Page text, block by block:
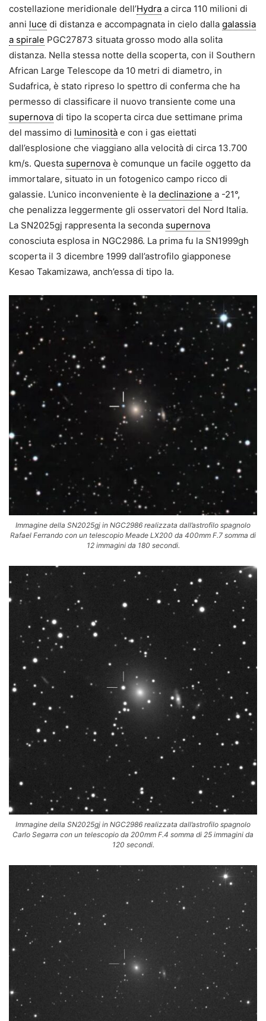
costellazione meridionale dell’Hydra a circa 110 milioni di
anni luce di distanza e accompagnata in cielo dalla galassia
a spirale PGC27873 situata grosso modo alla solita
distanza. Nella stessa notte della scoperta, con il Southern
African Large Telescope da 10 metri di diametro, in
Sudafrica, è stato ripreso lo spettro di conferma che ha
permesso di classificare il nuovo transiente come una
supernova di tipo Ia scoperta circa due settimane prima
del massimo di luminosità e con i gas eiettati
dall’esplosione che viaggiano alla velocità di circa 13.700
km/s. Questa supernova è comunque un facile oggetto da
immortalare, situato in un fotogenico campo ricco di
galassie. L’unico inconveniente è la declinazione a -21°,
che penalizza leggermente gli osservatori del Nord Italia.
La SN2025gj rappresenta la seconda supernova
conosciuta esplosa in NGC2986. La prima fu la SN1999gh
scoperta il 3 dicembre 1999 dall’astrofilo giapponese
Kesao Takamizawa, anch’essa di tipo Ia.
Immagine della SN2025gj in NGC2986 realizzata dall’astrofilo spagnolo
Rafael Ferrando con un telescopio Meade LX200 da 400mm F.7 somma di
12 immagini da 180 secondi.
Immagine della SN2025gj in NGC2986 realizzata dall’astrofilo spagnolo
Carlo Segarra con un telescopio da 200mm F.4 somma di 25 immagini da
120 secondi.